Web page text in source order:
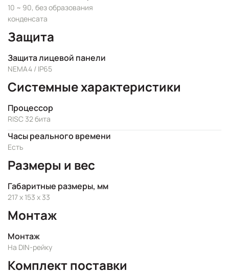
10 ~ 90, без образования
конденсата
Защита
Защита лицевой панели
NEMA4 / IP65
Системные характеристики
Процессор
RISC 32 бита
Часы реального времени
Есть
Размеры и вес
Габаритные размеры, мм
217 x 153 x 33
Монтаж
Монтаж
На DIN-рейку
Комплект поставки